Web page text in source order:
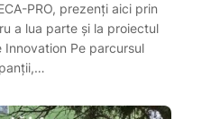
PRO, prezenți aici prin
a lua parte și la proiectul
Innovation Pe parcursul